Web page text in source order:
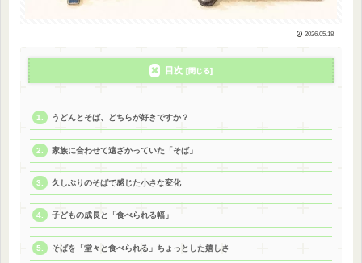
2026.05.18
目次
うどんとそば、どちらが好きですか？
家族に合わせて遠ざかっていた「そば」
久しぶりのそばで感じた小さな変化
子どもの成長と「食べられる幅」
そばを「堂々と食べられる」ちょっとした嬉しさ